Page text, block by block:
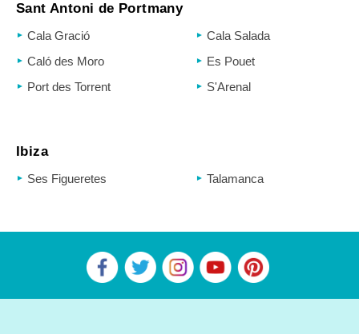
Sant Antoni de Portmany
Cala Gració
Cala Salada
Caló des Moro
Es Pouet
Port des Torrent
S'Arenal
Ibiza
Ses Figueretes Talamanca